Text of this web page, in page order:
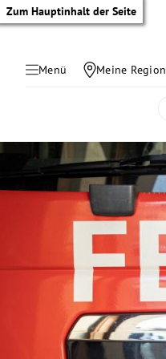
Zum Hauptinhalt der Seite
Menü Meine Region
Untermenü
Untermenü